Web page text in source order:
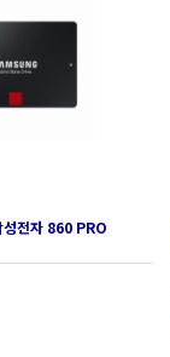
전자 860 PRO